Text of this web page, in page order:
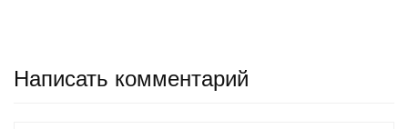
Написать комментарий